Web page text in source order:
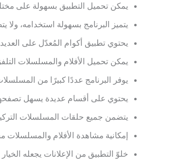
يمكن تحميل التطبيق بسهولة على
يتميز البرنامج بسهولة استخدامه،
يحتوي تطبيق أكوام المُعدّل على
يمكن تحميل الأفلام والمسلسلات
يوفر البرنامج عددًا كبيرًا من
يحتوي على أقسام عديدة يسهل
يتضمن جميع حلقات المسلسلات
إمكانية مشاهدة الأفلام والمسلسلات
خلوّ التطبيق من الإعلانات يجعله